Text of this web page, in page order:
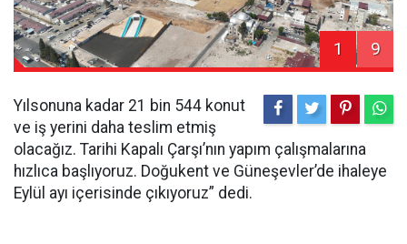
1 9
Yılsonuna kadar 21 bin 544 konut
ve iş yerini daha teslim etmiş
olacağız. Tarihi Kapalı Çarşı’nın yapım çalışmalarına
hızlıca başlıyoruz. Doğukent ve Güneşevler’de ihaleye
Eylül ayı içerisinde çıkıyoruz” dedi.